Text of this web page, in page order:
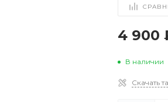
4 900
В наличии
Скачать